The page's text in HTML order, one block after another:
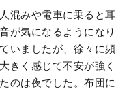
混みや電車に乗ると耳
が気になるようになり
いましたが、徐々に頻
きく感じて不安が強く
のは夜でした。布団に